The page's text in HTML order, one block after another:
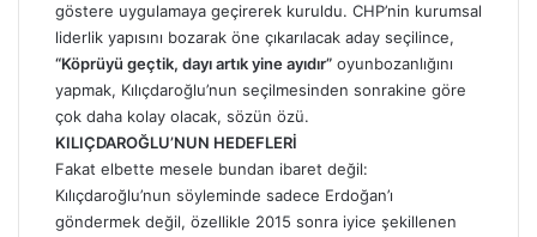
göstere uygulamaya geçirerek kuruldu. CHP’nin kurumsal
liderlik yapısını bozarak öne çıkarılacak aday seçilince,
“Köprüyü geçtik, dayı artık yine ayıdır” oyunbozanlığını
yapmak, Kılıçdaroğlu’nun seçilmesinden sonrakine göre
çok daha kolay olacak, sözün özü.
KILIÇDAROĞLU’NUN HEDEFLERİ
Fakat elbette mesele bundan ibaret değil:
Kılıçdaroğlu’nun söyleminde sadece Erdoğan’ı
göndermek değil, özellikle 2015 sonra iyice şekillenen